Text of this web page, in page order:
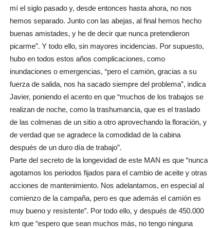
mí el siglo pasado y, desde entonces hasta ahora, no nos
hemos separado. Junto con las abejas, al final hemos hecho
buenas amistades, y he de decir que nunca pretendieron
picarme”. Y todo ello, sin mayores incidencias. Por supuesto,
hubo en todos estos años complicaciones, como
inundaciones o emergencias, “pero el camión, gracias a su
fuerza de salida, nos ha sacado siempre del problema”, indica
Javier, poniendo el acento en que “muchos de los trabajos se
realizan de noche, como la trashumancia, que es el traslado
de las colmenas de un sitio a otro aprovechando la floración, y
de verdad que se agradece la comodidad de la cabina
después de un duro día de trabajo”.
Parte del secreto de la longevidad de este MAN es que “nunca
agotamos los periodos fijados para el cambio de aceite y otras
acciones de mantenimiento. Nos adelantamos, en especial al
comienzo de la campaña, pero es que además el camión es
muy bueno y resistente”. Por todo ello, y después de 450.000
km que “espero que sean muchos más, no tengo ninguna